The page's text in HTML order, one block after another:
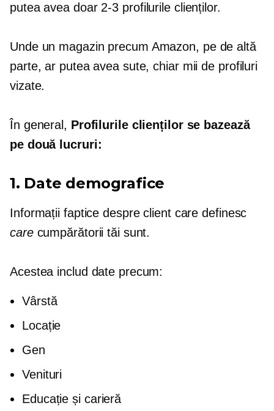
putea avea doar 2-3 profilurile clienților.
Unde un magazin precum Amazon, pe de altă
parte, ar putea avea sute, chiar mii de profiluri
vizate.
În general, Profilurile clienților se bazează
pe două lucruri:
1. Date demografice
Informații faptice despre client care definesc
care cumpărătorii tăi sunt.
Acestea includ date precum:
Vârstă
Locație
Gen
Venituri
Educație și carieră